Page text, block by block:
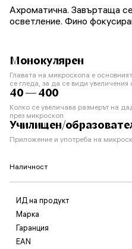
Ахроматична. Завъртаща
осветление. Фино
Монокулярен
Главата на микроскопа е
се гледа, за да се види увеличения
40 — 400
Колко се увеличава размерът на
през микроскоп
Училищен/
Приложение и употреба на
Наличност
ИД на продукт
Марка
Гаранция
EAN